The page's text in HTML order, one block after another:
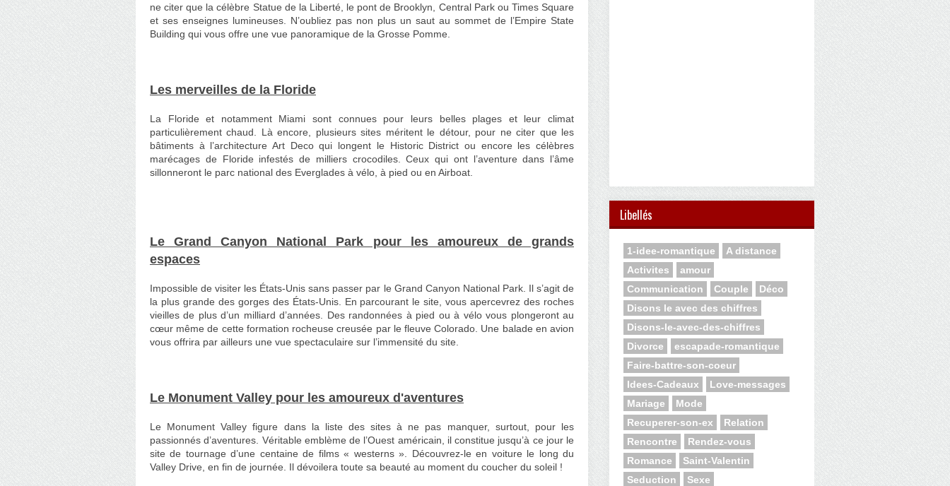
ne citer que la célèbre Statue de la Liberté, le pont de Brooklyn, Central Park ou Times Square
et ses enseignes lumineuses. N’oubliez pas non plus un saut au sommet de l’Empire State
Building qui vous offre une vue panoramique de la Grosse Pomme.
Les merveilles de la Floride
La Floride et notamment Miami sont connues pour leurs belles plages et leur climat
particulièrement chaud. Là encore, plusieurs sites méritent le détour, pour ne citer que les
bâtiments à l’architecture Art Deco qui longent le Historic District ou encore les célèbres
marécages de Floride infestés de milliers crocodiles. Ceux qui ont l’aventure dans l’âme
sillonneront le parc national des Everglades à vélo, à pied ou en Airboat.
Le Grand Canyon National Park pour les amoureux de grands
espaces
Impossible de visiter les États-Unis sans passer par le Grand Canyon National Park. Il s’agit de
la plus grande des gorges des États-Unis. En parcourant le site, vous apercevrez des roches
vieilles de plus d’un milliard d’années. Des randonnées à pied ou à vélo vous plongeront au
cœur même de cette formation rocheuse creusée par le fleuve Colorado. Une balade en avion
vous offrira par ailleurs une vue spectaculaire sur l’immensité du site.
Le Monument Valley pour les amoureux d'aventures
Le Monument Valley figure dans la liste des sites à ne pas manquer, surtout, pour les
passionnés d’aventures. Véritable emblème de l’Ouest américain, il constitue jusqu’à ce jour le
site de tournage d’une centaine de films « westerns ». Découvrez-le en voiture le long du
Valley Drive, en fin de journée. Il dévoilera toute sa beauté au moment du coucher du soleil !
Libellés
1-idee-romantique
A distance
Activites
amour
Communication
Couple
Déco
Disons le avec des chiffres
Disons-le-avec-des-chiffres
Divorce
escapade-romantique
Faire-battre-son-coeur
Idees-Cadeaux
Love-messages
Mariage
Mode
Recuperer-son-ex
Relation
Rencontre
Rendez-vous
Romance
Saint-Valentin
Seduction
Sexe